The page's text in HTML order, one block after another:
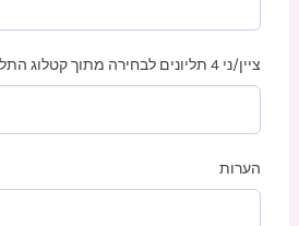
ציין/ני 4 תליונים לבחירה מתוך קטלוג התליונים
הערות